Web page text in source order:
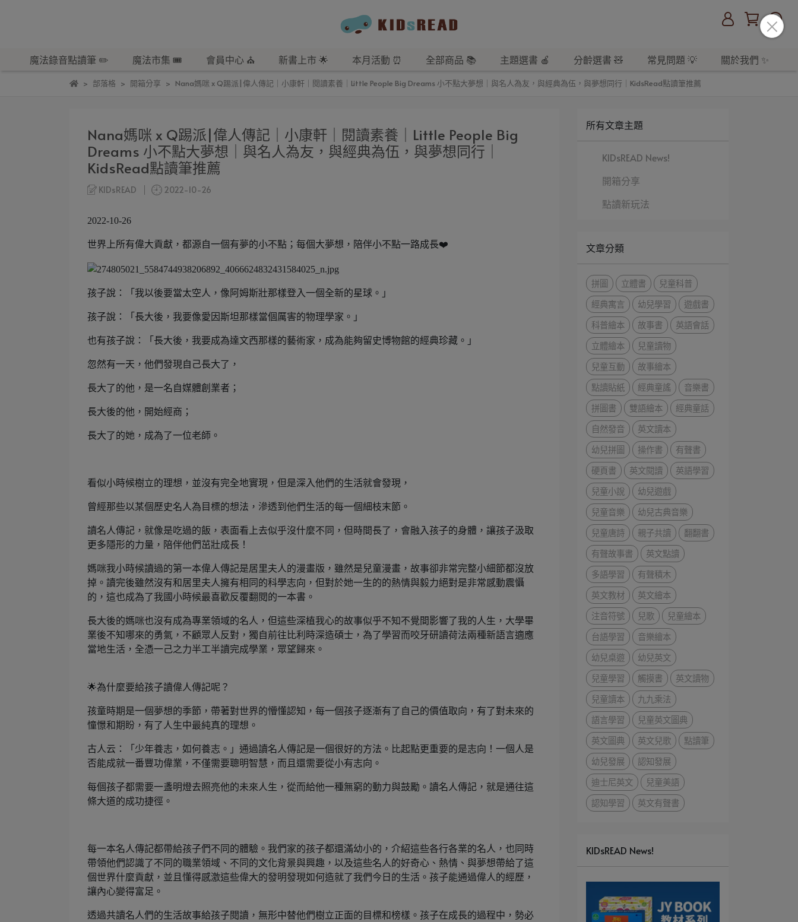
魔法錄音點讀筆 ✏️ 魔法市集 🎟️ 會員中心 ⛪️ 新書上市 🌟 本月活動 ⏰ 全部商品 📚 主題選書 🍎 分齡選書 🧸 常見問題 💡 關於我們 ✨
部落格 開箱分享 Nana媽咪 x Q踢派|偉人傳記｜小康軒｜閱讀素養｜Little People Big Dreams 小不點大夢想｜與名人為友，與經典為伍，與夢想同行｜KidsRead點讀筆推薦
Nana媽咪 x Q踢派|偉人傳記｜小康軒｜閱讀素養｜Little People Big
Dreams 小不點大夢想｜與名人為友，與經典為伍，與夢想同行｜
KidsRead點讀筆推薦
KIDsREAD 2022-10-26
2022-10-26
世界上所有偉大貢獻，都源自一個有夢的小不點；每個大夢想，陪伴小不點一路成長❤️
孩子說：「我以後要當太空人，像阿姆斯壯那樣登入一個全新的星球。」
孩子說：「長大後，我要像愛因斯坦那樣當個厲害的物理學家。」
也有孩子說：「長大後，我要成為達文西那樣的藝術家，成為能夠留史博物館的經典珍藏。」
忽然有一天，他們發現自己長大了，
長大了的他，是一名自媒體創業者；
長大後的他，開始經商；
長大了的她，成為了一位老師。
看似小時候樹立的理想，並沒有完全地實現，但是深入他們的生活就會發現，
曾經那些以某個歷史名人為目標的想法，滲透到他們生活的每一個細枝末節。
讀名人傳記，就像是吃過的飯，表面看上去似乎沒什麼不同，但時間長了，會融入孩子的身體，讓孩子汲取
更多隱形的力量，陪伴他們茁壯成長！
媽咪我小時候讀過的第一本偉人傳記是居里夫人的漫畫版，雖然是兒童漫畫，故事卻非常完整小細節都沒放
掉。讀完後雖然沒有和居里夫人擁有相同的科學志向，但對於她一生的的熱情與毅力絕對是非常感動震懾
的，這也成為了我國小時候最喜歡反覆翻閱的一本書。
長大後的媽咪也沒有成為專業領域的名人，但這些深植我心的故事似乎不知不覺間影響了我的人生，大學畢
業後不知哪來的勇氣，不顧眾人反對，獨自前往比利時深造碩士，為了學習而咬牙研讀荷法兩種新語言適應
當地生活，全憑一己之力半工半讀完成學業，眾望歸來。
🌟為什麼要給孩子讀偉人傳記呢？
孩童時期是一個夢想的季節，帶著對世界的懵懂認知，每一個孩子逐漸有了自己的價值取向，有了對未來的
憧憬和期盼，有了人生中最純真的理想。
古人云：「少年養志，如何養志。」通過讀名人傳記是一個很好的方法。比起點更重要的是志向！一個人是
否能成就一番豐功偉業，不僅需要聰明智慧，而且還需要從小有志向。
每個孩子都需要一盞明燈去照亮他的未來人生，從而給他一種無窮的動力與鼓勵。讀名人傳記，就是通往這
條大道的成功捷徑。
每一本名人傳記都帶給孩子們不同的體驗。我們家的孩子都還滿幼小的，介紹這些各行各業的名人，也同時
帶領他們認識了不同的職業領域、不同的文化背景與興趣，以及這些名人的好奇心、熱情、與夢想帶給了這
個世界什麼貢獻，並且懂得感激這些偉大的發明發現如何造就了我們今日的生活。孩子能通過偉人的經歷，
讓內心變得富足。
透過共讀名人們的生活故事給孩子閱讀，無形中替他們樹立正面的目標和榜樣。孩子在成長的過程中，勢必
所有文章主題
KIDsREAD News!
開箱分享
點讀新玩法
文章分類
拼圖 立體書
兒童科普
經典寓言
幼兒學習
遊戲書
科普繪本
故事書
英語會話
立體繪本
兒童讀物
兒童互動
故事繪本
點讀貼紙
經典童謠
音樂書
拼圖書
雙語繪本
經典童話
自然發音
英文讀本
幼兒拼圖
操作書
有聲書
硬頁書
英文閱讀
英語學習
兒童小說
幼兒遊戲
兒童音樂
幼兒古典音樂
兒童唐詩
親子共讀
翻翻書
有聲故事書
英文點讀
多語學習
有聲積木
英文教材
英文繪本
注音符號
兒歌
兒童繪本
台語學習
音樂繪本
幼兒桌遊
幼兒英文
兒童學習
觸摸書
英文讀物
兒童讀本
九九乘法
語言學習
兒童英文圖典
英文圖典
英文兒歌
點讀筆
幼兒發展
認知發展
迪士尼英文
兒童美語
認知學習
英文有聲書
KIDsREAD News!